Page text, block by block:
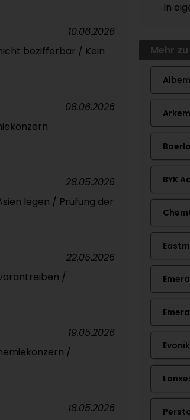
bezifferbar / Kein
10.06.2026
08.06.2026
legen / Prüfung der
28.05.2026
/
22.05.2026
/
19.05.2026
18.05.2026
In
Mehr zu
BYK
Evonik